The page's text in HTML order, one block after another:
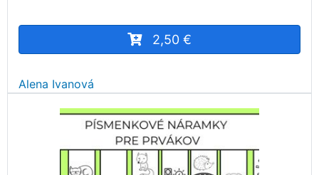
2,50 €
Alena Ivanová